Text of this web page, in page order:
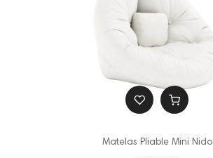
Matelas Pliable Mini Nido